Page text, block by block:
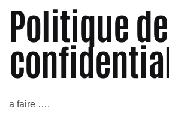
Politique de
a faire ….